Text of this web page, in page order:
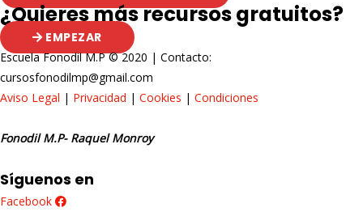
¿Quieres más recursos gratuitos?
EMPEZAR
Escuela Fonodil M.P © 2020 | Contacto:
cursosfonodilmp@gmail.com
Aviso Legal | Privacidad | Cookies | Condiciones
Fonodil M.P- Raquel Monroy
Síguenos en
Facebook